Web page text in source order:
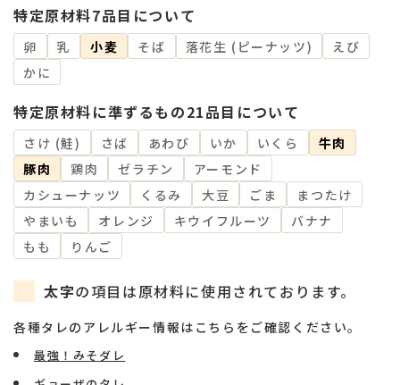
特定原材料7品目について
卵 乳 小麦 そば 落花生 (ピーナッツ)
えび
かに
特定原材料に準ずるもの21品目について
さけ (鮭) さば あわび いか いくら
牛肉
豚肉
鶏肉 ゼラチン
アーモンド
カシューナッツ
くるみ 大豆 ごま
まつたけ
やまいも
オレンジ キウイフルーツ
バナナ
もも
りんご
太字の項目は原材料に使用されております。
各種タレのアレルギー情報はこちらをご確認ください。
最強！みそダレ